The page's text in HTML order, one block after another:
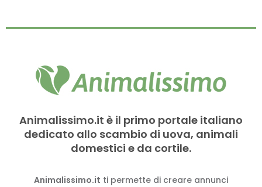
Animalissimo.it è il primo portale italiano
dedicato allo scambio di uova, animali
domestici e da cortile.
Animalissimo.it ti permette di creare annunci